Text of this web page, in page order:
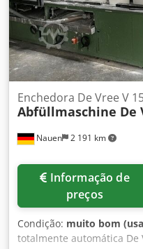
Nauen 2 191 km
Enchedora De Vree V
Abfüllmaschine De
preços
Condição: muito bom
totalmente automática De